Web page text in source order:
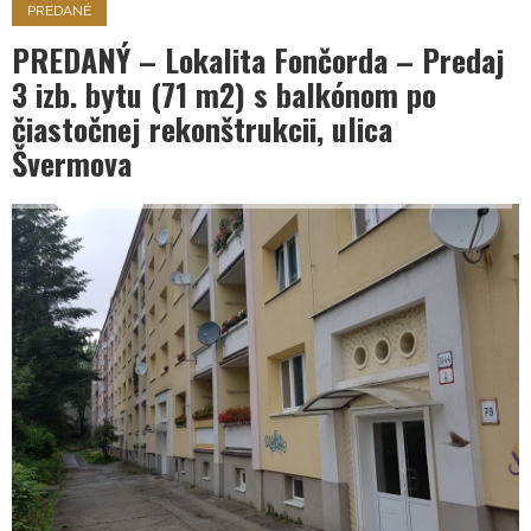
PREDANÉ
PREDANÝ – Lokalita Fončorda – Predaj
3 izb. bytu (71 m2) s balkónom po
čiastočnej rekonštrukcii, ulica
Švermova